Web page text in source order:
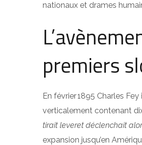
nationaux et drames
premiers
En février 1895 Charles
verticalement contenant
tirait leveret déclenchait
expansion jusqu’en